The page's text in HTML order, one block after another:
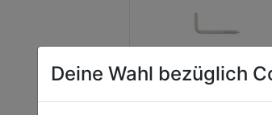
Deine Wahl bezüglich